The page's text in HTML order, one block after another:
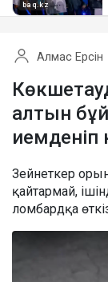
Алмас Ерсін
алтын
иемденіп
Зейнеткер
қайтармай,
ломбардқа